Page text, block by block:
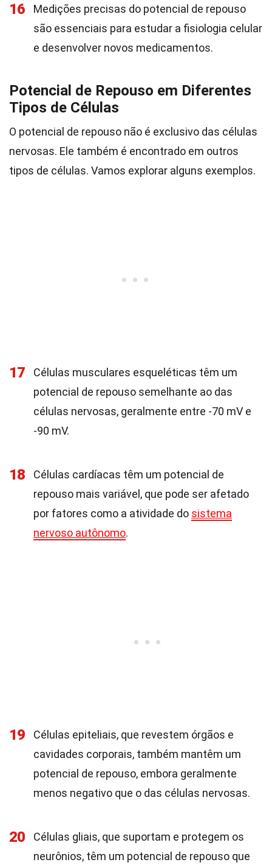
16
Medições precisas do potencial de repouso
são essenciais para estudar a fisiologia celular
e desenvolver novos medicamentos.
Potencial de Repouso em Diferentes
Tipos de Células
O potencial de repouso não é exclusivo das células
nervosas. Ele também é encontrado em outros
tipos de células. Vamos explorar alguns exemplos.
17
Células musculares esqueléticas têm um
potencial de repouso semelhante ao das
células nervosas, geralmente entre -70 mV e
-90 mV.
18
Células cardíacas têm um potencial de
repouso mais variável, que pode ser afetado
por fatores como a atividade do sistema
nervoso autônomo.
19
Células epiteliais, que revestem órgãos e
cavidades corporais, também mantêm um
potencial de repouso, embora geralmente
menos negativo que o das células nervosas.
20
Células gliais, que suportam e protegem os
neurônios, têm um potencial de repouso que